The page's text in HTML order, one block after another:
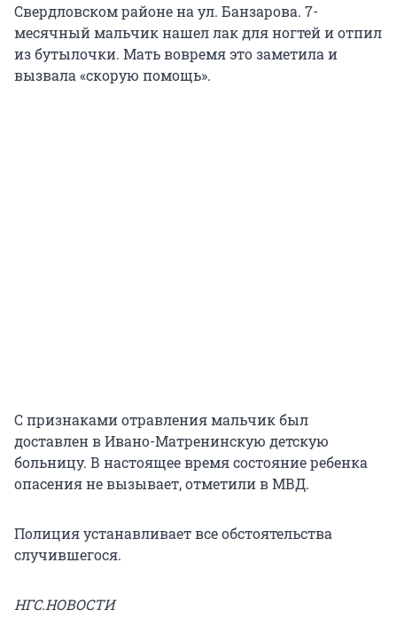
Свердловском районе на ул. Банзарова. 7-
месячный мальчик нашел лак для ногтей и отпил
из бутылочки. Мать вовремя это заметила и
вызвала «скорую помощь».
С признаками отравления мальчик был
доставлен в Ивано-Матренинскую детскую
больницу. В настоящее время состояние ребенка
опасения не вызывает, отметили в МВД.
Полиция устанавливает все обстоятельства
случившегося.
НГС.НОВОСТИ